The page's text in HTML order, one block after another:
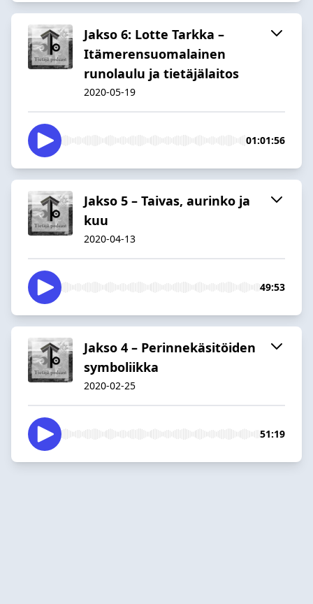
Jakso 6: Lotte Tarkka –
Itämerensuomalainen
runolaulu ja tietäjälaitos
2020-05-19
01:01:56
Jakso 5 – Taivas, aurinko ja
kuu
2020-04-13
49:53
Jakso 4 – Perinnekäsitöiden
symboliikka
2020-02-25
51:19